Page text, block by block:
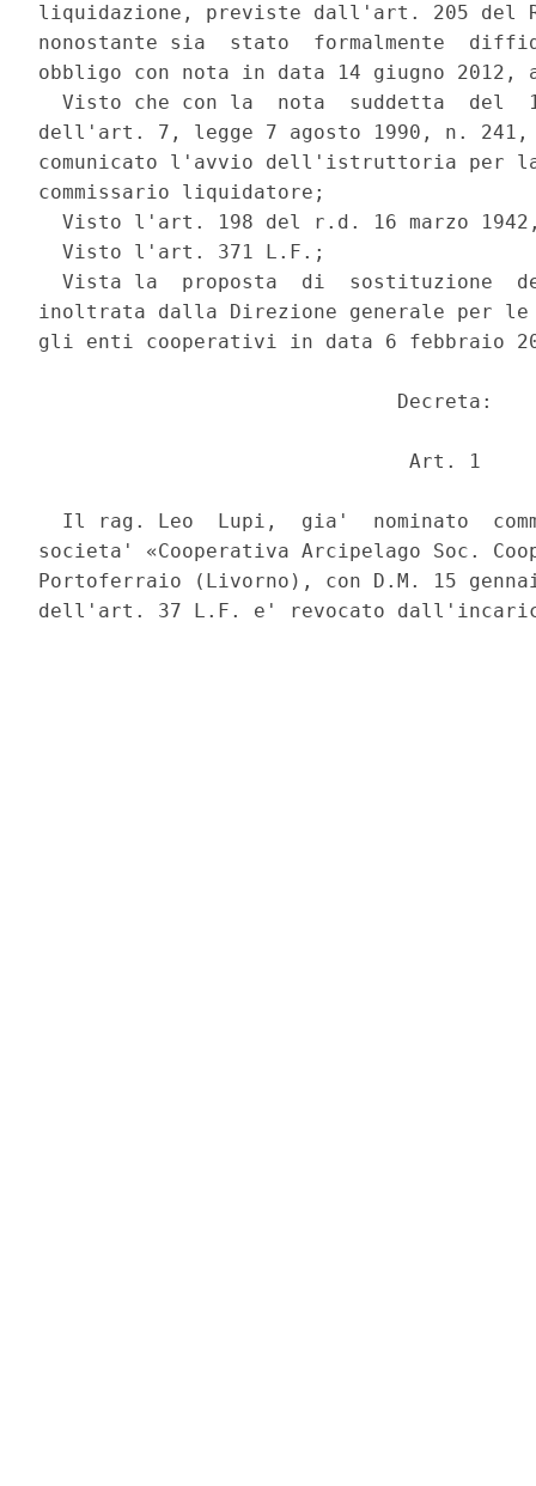
liquidazione, previste dall'art. 205 del
nonostante sia  stato  formalmente
obbligo con nota in data 14 giugno
Visto che con la  nota  suddetta  del
dell'art. 7, legge 7 agosto 1990, n.
comunicato l'avvio dell'istruttoria per
commissario liquidatore;
Visto l'art. 198 del r.d. 16 marzo
  Visto l'art. 371 L.F.;
Vista la  proposta  di  sostituzione
inoltrata dalla Direzione generale per le
gli enti cooperativi in data 6 febbraio
                              Decreta:
                               Art. 1
Il rag. Leo  Lupi,  gia'  nominato
societa' «Cooperativa Arcipelago Soc.
Portoferraio (Livorno), con D.M. 15